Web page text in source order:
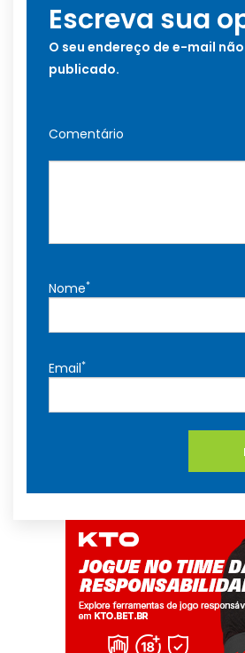
Escreva sua
O seu endereço de e-mail
publicado.
Comentário
Nome*
Email*